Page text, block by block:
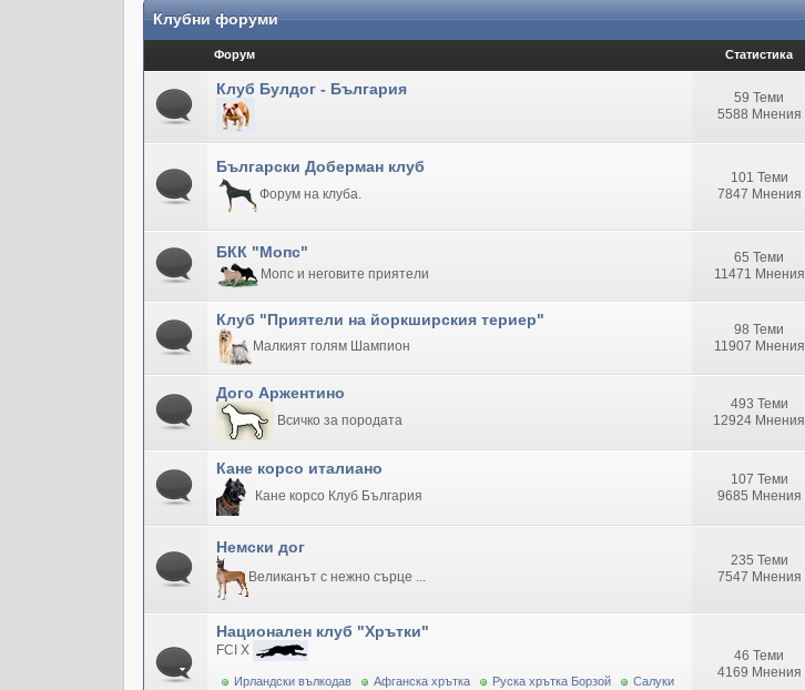
Клубни форуми
Форум Статистика
Клуб Булдог - България
59 Теми
5588 Мнения
Български Доберман клуб
Форум на клуба.
101 Теми
7847 Мнения
БКК "Мопс"
Мопс и неговите приятели
65 Теми
11471 Мнения
Клуб "Приятели на йоркширския териер"
Малкият голям Шампион
98 Теми
11907 Мнения
Дого Аржентино
Всичко за породата
493 Теми
12924 Мнения
Кане корсо италиано
Кане корсо Клуб България
107 Теми
9685 Мнения
Немски дог
Великанът с нежно сърце ...
235 Теми
7547 Мнения
Национален клуб "Хрътки"
FCI X
Ирландски вълкодав Афганска хрътка Руска хрътка Борзой
Салуки
46 Теми
4169 Мнения